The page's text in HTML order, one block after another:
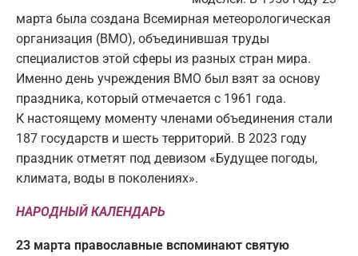
марта была создана Всемирная метеорологическая
организация (ВМО), объединившая труды
специалистов этой сферы из разных стран мира.
Именно день учреждения ВМО был взят за основу
праздника, который отмечается с 1961 года.
К настоящему моменту членами объединения стали
187 государств и шесть территорий. В 2023 году
праздник отметят под девизом «Будущее погоды,
климата, воды в поколениях».
НАРОДНЫЙ КАЛЕНДАРЬ
23 марта православные вспоминают святую